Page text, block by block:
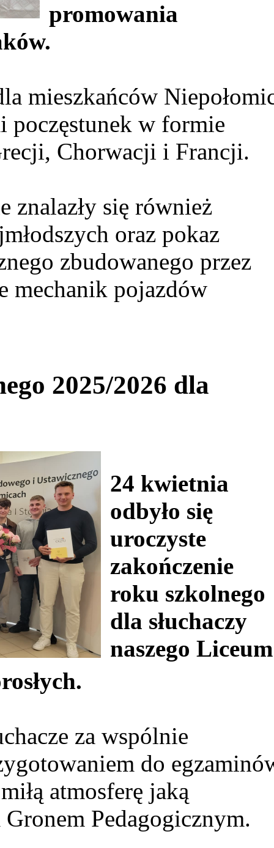
promowania
mieszkańców
poczęstunek w formie
Chorwacji i Francji.
znalazły się również
oraz pokaz
zbudowanego przez
mechanik pojazdów
2025/2026 dla
24 kwietnia
odbyło się
uroczyste
zakończenie
roku szkolnego
dla słuchaczy
naszego Liceum
za wspólnie
do
atmosferę jaką
Pedagogicznym.